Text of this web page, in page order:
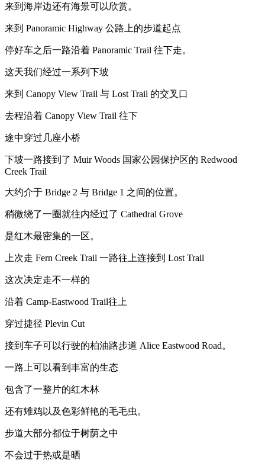
来到海岸边还有海景可以欣赏。
来到 Panoramic Highway 公路上的步道起点
停好车之后一路沿着 Panoramic Trail 往下走。
这天我们经过一系列下坡
来到 Canopy View Trail 与 Lost Trail 的交叉口
去程沿着 Canopy View Trail 往下
途中穿过几座小桥
下坡一路接到了 Muir Woods 国家公园保护区的 Redwood
Creek Trail
大约介于 Bridge 2 与 Bridge 1 之间的位置。
稍微绕了一圈就往内经过了 Cathedral Grove
是红木最密集的一区。
上次走 Fern Creek Trail 一路往上连接到 Lost Trail
这次决定走不一样的
沿着 Camp-Eastwood Trail往上
穿过捷径 Plevin Cut
接到车子可以行驶的柏油路步道 Alice Eastwood Road。
一路上可以看到丰富的生态
包含了一整片的红木林
还有雉鸡以及色彩鲜艳的毛毛虫。
步道大部分都位于树荫之中
不会过于热或是晒